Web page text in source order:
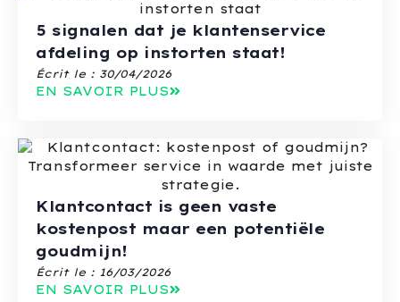
5 signalen dat je klantenservice
afdeling op instorten staat!
Écrit le : 30/04/2026
EN SAVOIR PLUS
Klantcontact is geen vaste
kostenpost maar een potentiële
goudmijn!
Écrit le : 16/03/2026
EN SAVOIR PLUS